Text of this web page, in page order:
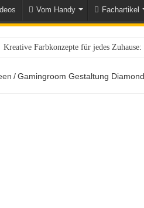
Vom Handy Fachartikel
Kreative Farbkonzepte für jedes
/ Gamingroom Gestaltung